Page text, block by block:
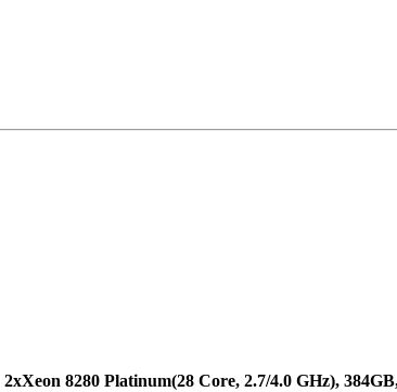
2xXeon 8280 Platinum(28 Core, 2.7/4.0 GHz),